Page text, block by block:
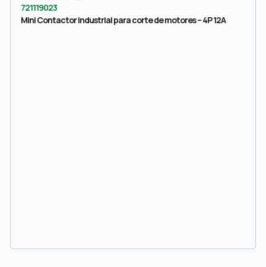
721119023
Mini Contactor industrial para corte de motores – 4P 12A